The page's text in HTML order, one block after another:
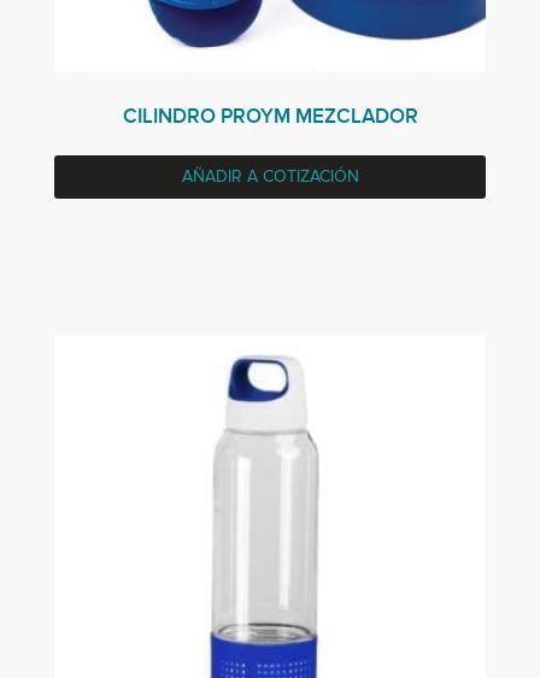
CILINDRO PROYM MEZCLADOR
AÑADIR A COTIZACIÓN